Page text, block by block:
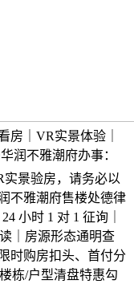
房｜VR实景体验｜
润不雅潮府办事：
景验房，请务必以
不雅潮府售楼处德律
小时 1 对 1 征询｜
｜房源形态通明查
时购房扣头、首付分
栋/户型清盘特惠勾